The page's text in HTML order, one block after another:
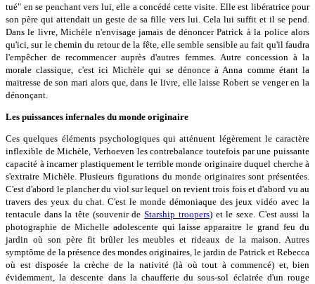
tué" en se penchant vers lui, elle a concédé cette visite. Elle est libératrice pour
son père qui attendait un geste de sa fille vers lui. Cela lui suffit et il se pend.
Dans le livre, Michèle n'envisage jamais de dénoncer Patrick à la police alors
qu'ici, sur le chemin du retour de la fête, elle semble sensible au fait qu'il faudra
l'empêcher de recommencer auprès d'autres femmes. Autre concession à la
morale classique, c'est ici Michèle qui se dénonce à Anna comme étant la
maitresse de son mari alors que, dans le livre, elle laisse Robert se venger en la
dénonçant.
Les puissances infernales du monde originaire
Ces quelques éléments psychologiques qui atténuent légèrement le caractère
inflexible de Michèle, Verhoeven les contrebalance toutefois par une puissante
capacité à incarner plastiquement le terrible monde originaire duquel cherche à
s'extraire Michèle. Plusieurs figurations du monde originaires sont présentées.
C'est d'abord le plancher du viol sur lequel on revient trois fois et d'abord vu au
travers des yeux du chat. C'est le monde démoniaque des jeux vidéo avec la
tentacule dans la tête (souvenir deStarship troopers) et le sexe. C'est aussi la
photographie de Michelle adolescente qui laisse apparaitre le grand feu du
jardin où son père fit brûler les meubles et rideaux de la maison. Autres
symptôme de la présence des mondes originaires, le jardin de Patrick et Rebecca
où est disposée la crèche de la nativité (là où tout à commencé) et, bien
évidemment, la descente dans la chaufferie du sous-sol éclairée d'un rouge